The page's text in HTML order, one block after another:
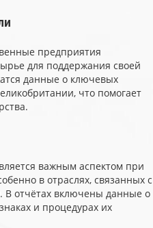
предприятия
для поддержания своей
данные о ключевых
что помогает
важным аспектом при
в отраслях, связанных с
В отчётах включены данные о
и процедурах их